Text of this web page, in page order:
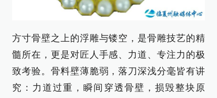
方寸骨壁之上的浮雕与镂空，是骨雕技艺的精
髓所在，更是对匠人手感、力道、专注力的极
致考验。骨料壁薄脆弱，落刀深浅分毫皆有讲
究：力道过重，瞬间穿透骨壁，损毁整块原